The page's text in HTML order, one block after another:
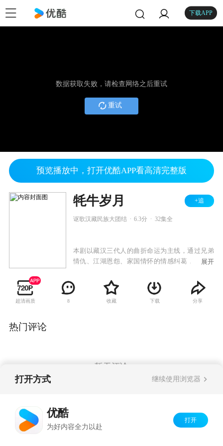
下载APP
数据获取失败，请检查网络之后重试
重试
预览播放中，打开优酷APP看高清完整版
牦牛岁月 +追
讴歌汉藏民族大团结 6.3分 32集全
本剧以藏汉三代人的曲折命运为主线，通过兄弟
情仇、江湖恩怨、家国情怀的情感纠葛，真实再
大情大爱大义所付出的牺牲，谱写了一曲民族团
结之歌。
展开
超清画质 8 收藏 下载 分享
热门评论
暂无评论
打开方式 继续使用浏览器
优酷
为好内容全力以赴
打开